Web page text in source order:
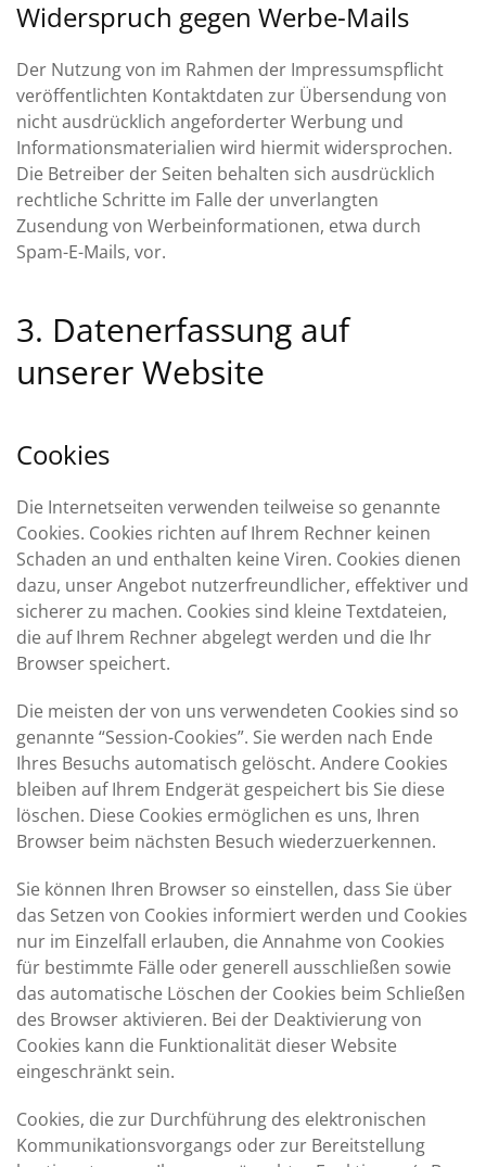
Widerspruch gegen Werbe-Mails
Der Nutzung von im Rahmen der Impressumspflicht
veröffentlichten Kontaktdaten zur Übersendung von
nicht ausdrücklich angeforderter Werbung und
Informationsmaterialien wird hiermit widersprochen.
Die Betreiber der Seiten behalten sich ausdrücklich
rechtliche Schritte im Falle der unverlangten
Zusendung von Werbeinformationen, etwa durch
Spam-E-Mails, vor.
3. Datenerfassung auf
unserer Website
Cookies
Die Internetseiten verwenden teilweise so genannte
Cookies. Cookies richten auf Ihrem Rechner keinen
Schaden an und enthalten keine Viren. Cookies dienen
dazu, unser Angebot nutzerfreundlicher, effektiver und
sicherer zu machen. Cookies sind kleine Textdateien,
die auf Ihrem Rechner abgelegt werden und die Ihr
Browser speichert.
Die meisten der von uns verwendeten Cookies sind so
genannte “Session-Cookies”. Sie werden nach Ende
Ihres Besuchs automatisch gelöscht. Andere Cookies
bleiben auf Ihrem Endgerät gespeichert bis Sie diese
löschen. Diese Cookies ermöglichen es uns, Ihren
Browser beim nächsten Besuch wiederzuerkennen.
Sie können Ihren Browser so einstellen, dass Sie über
das Setzen von Cookies informiert werden und Cookies
nur im Einzelfall erlauben, die Annahme von Cookies
für bestimmte Fälle oder generell ausschließen sowie
das automatische Löschen der Cookies beim Schließen
des Browser aktivieren. Bei der Deaktivierung von
Cookies kann die Funktionalität dieser Website
eingeschränkt sein.
Cookies, die zur Durchführung des elektronischen
Kommunikationsvorgangs oder zur Bereitstellung